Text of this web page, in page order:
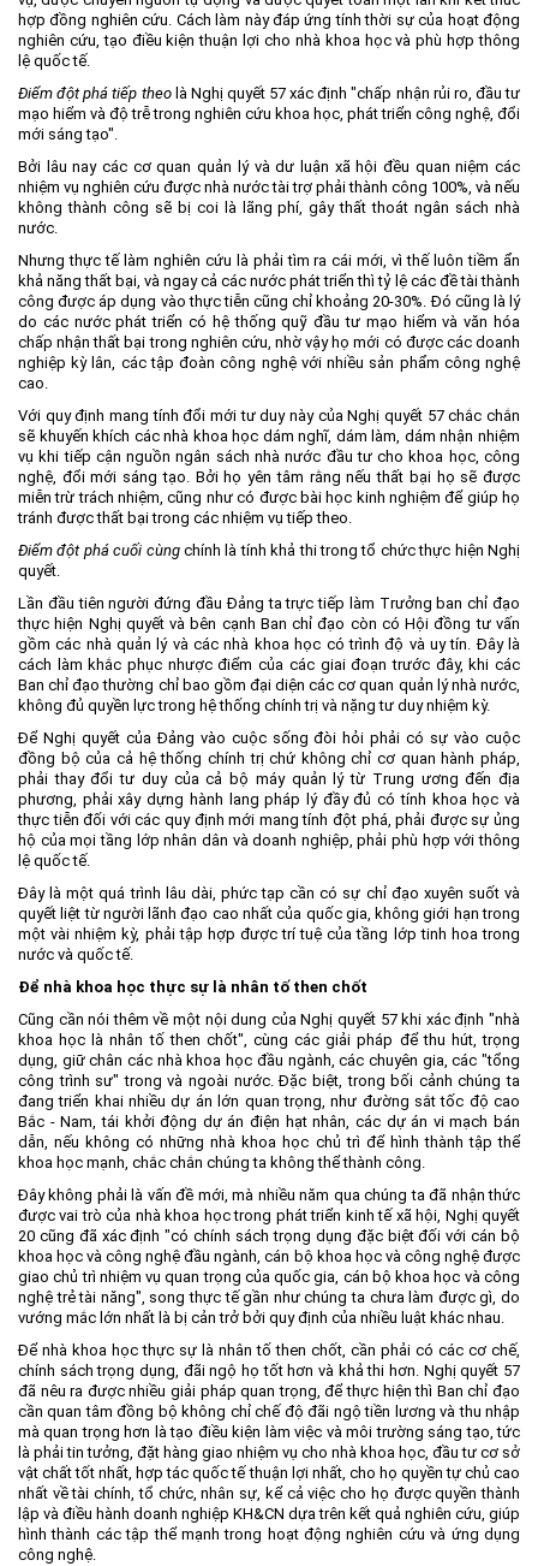
hợp đồng nghiên cứu. Cách làm này đáp ứng tính thời sự của hoạt động
nghiên cứu, tạo điều kiện thuận lợi cho nhà khoa học và phù hợp thông
lệ quốc tế.
Điểm đột phá tiếp theolà Nghị quyết 57 xác định "chấp nhận rủi ro, đầu tư
mạo hiểm và độ trễ trong nghiên cứu khoa học, phát triển công nghệ, đổi
mới sáng tạo".
Bởi lâu nay các cơ quan quản lý và dư luận xã hội đều quan niệm các
nhiệm vụ nghiên cứu được nhà nước tài trợ phải thành công 100%, và nếu
không thành công sẽ bị coi là lãng phí, gây thất thoát ngân sách nhà
nước.
Nhưng thực tế làm nghiên cứu là phải tìm ra cái mới, vì thế luôn tiềm ẩn
khả năng thất bại, và ngay cả các nước phát triển thì tỷ lệ các đề tài thành
công được áp dụng vào thực tiễn cũng chỉ khoảng 20-30%. Đó cũng là lý
do các nước phát triển có hệ thống quỹ đầu tư mạo hiểm và văn hóa
chấp nhận thất bại trong nghiên cứu, nhờ vậy họ mới có được các doanh
nghiệp kỳ lân, các tập đoàn công nghệ với nhiều sản phẩm công nghệ
cao.
Với quy định mang tính đổi mới tư duy này của Nghị quyết 57 chắc chắn
sẽ khuyến khích các nhà khoa học dám nghĩ, dám làm, dám nhận nhiệm
vụ khi tiếp cận nguồn ngân sách nhà nước đầu tư cho khoa học, công
nghệ, đổi mới sáng tạo. Bởi họ yên tâm rằng nếu thất bại họ sẽ được
miễn trừ trách nhiệm, cũng như có được bài học kinh nghiệm để giúp họ
tránh được thất bại trong các nhiệm vụ tiếp theo.
Điểm đột phá cuối cùngchính là tính khả thi trong tổ chức thực hiện Nghị
quyết.
Lần đầu tiên người đứng đầu Đảng ta trực tiếp làm Trưởng ban chỉ đạo
thực hiện Nghị quyết và bên cạnh Ban chỉ đạo còn có Hội đồng tư vấn
gồm các nhà quản lý và các nhà khoa học có trình độ và uy tín. Đây là
cách làm khắc phục nhược điểm của các giai đoạn trước đây, khi các
Ban chỉ đạo thường chỉ bao gồm đại diện các cơ quan quản lý nhà nước,
không đủ quyền lực trong hệ thống chính trị và nặng tư duy nhiệm kỳ.
Để Nghị quyết của Đảng vào cuộc sống đòi hỏi phải có sự vào cuộc
đồng bộ của cả hệ thống chính trị chứ không chỉ cơ quan hành pháp,
phải thay đổi tư duy của cả bộ máy quản lý từ Trung ương đến địa
phương, phải xây dựng hành lang pháp lý đầy đủ có tính khoa học và
thực tiễn đối với các quy định mới mang tính đột phá, phải được sự ủng
hộ của mọi tầng lớp nhân dân và doanh nghiệp, phải phù hợp với thông
lệ quốc tế.
Đây là một quá trình lâu dài, phức tạp cần có sự chỉ đạo xuyên suốt và
quyết liệt từ người lãnh đạo cao nhất của quốc gia, không giới hạn trong
một vài nhiệm kỳ, phải tập hợp được trí tuệ của tầng lớp tinh hoa trong
nước và quốc tế.
Để nhà khoa học thực sự là nhân tố then chốt
Cũng cần nói thêm về một nội dung của Nghị quyết 57 khi xác định "nhà
khoa học là nhân tố then chốt", cùng các giải pháp để thu hút, trọng
dụng, giữ chân các nhà khoa học đầu ngành, các chuyên gia, các "tổng
công trình sư" trong và ngoài nước. Đặc biệt, trong bối cảnh chúng ta
đang triển khai nhiều dự án lớn quan trọng, như đường sắt tốc độ cao
Bắc - Nam, tái khởi động dự án điện hạt nhân, các dự án vi mạch bán
dẫn, nếu không có những nhà khoa học chủ trì để hình thành tập thể
khoa học mạnh, chắc chắn chúng ta không thể thành công.
Đây không phải là vấn đề mới, mà nhiều năm qua chúng ta đã nhận thức
được vai trò của nhà khoa học trong phát triển kinh tế xã hội, Nghị quyết
20 cũng đã xác định "có chính sách trọng dụng đặc biệt đối với cán bộ
khoa học và công nghệ đầu ngành, cán bộ khoa học và công nghệ được
giao chủ trì nhiệm vụ quan trọng của quốc gia, cán bộ khoa học và công
nghệ trẻ tài năng", song thực tế gần như chúng ta chưa làm được gì, do
vướng mắc lớn nhất là bị cản trở bởi quy định của nhiều luật khác nhau.
Để nhà khoa học thực sự là nhân tố then chốt, cần phải có các cơ chế,
chính sách trọng dụng, đãi ngộ họ tốt hơn và khả thi hơn. Nghị quyết 57
đã nêu ra được nhiều giải pháp quan trọng, để thực hiện thì Ban chỉ đạo
cần quan tâm đồng bộ không chỉ chế độ đãi ngộ tiền lương và thu nhập
mà quan trọng hơn là tạo điều kiện làm việc và môi trường sáng tạo, tức
là phải tin tưởng, đặt hàng giao nhiệm vụ cho nhà khoa học, đầu tư cơ sở
vật chất tốt nhất, hợp tác quốc tế thuận lợi nhất, cho họ quyền tự chủ cao
nhất về tài chính, tổ chức, nhân sự, kể cả việc cho họ được quyền thành
lập và điều hành doanh nghiệp KH&CN dựa trên kết quả nghiên cứu, giúp
hình thành các tập thể mạnh trong hoạt động nghiên cứu và ứng dụng
công nghệ.